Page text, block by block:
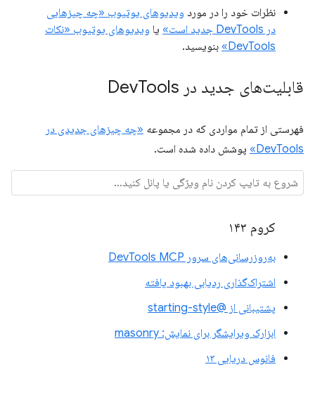
نظرات خود را در مورد ویدیوهای یوتیوب «چه چیزهایی
در DevTools جدید است»
یا ویدیوهای یوتیوب «نکات
DevTools»
بنویسید.
قابلیت‌های جدید در Dev Tools
فهرستی از تمام مواردی که در مجموعه «چه چیزهای جدیدی در
DevTools»
پوشش داده شده است.
کروم ۱۴۳
به‌روزرسانی‌های سرور DevTools MCP
اشتراک‌گذاری ردیابی بهبود یافته
پشتیبانی از @starting-style
ابزارک ویرایشگر برای نمایش: masonry
فانوس دریایی ۱۳